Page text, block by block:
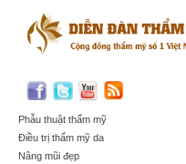
Phẫu thuật thẩm mỹ
Điều trị thẩm mỹ da
Nâng mũi đẹp